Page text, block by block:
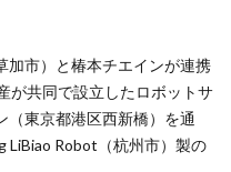
加市）と椿本チエインが連携
が共同で設立したロボットサ
（東京都港区西新橋）を通
LiBiao Robot（杭州市）製の